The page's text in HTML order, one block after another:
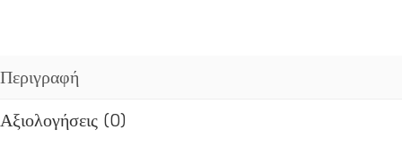
Περιγραφή
Αξιολογήσεις (0)